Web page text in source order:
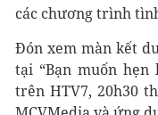
các chương trình
Đón xem màn kết
tại “Bạn muốn hẹn
trên HTV7, 20h30